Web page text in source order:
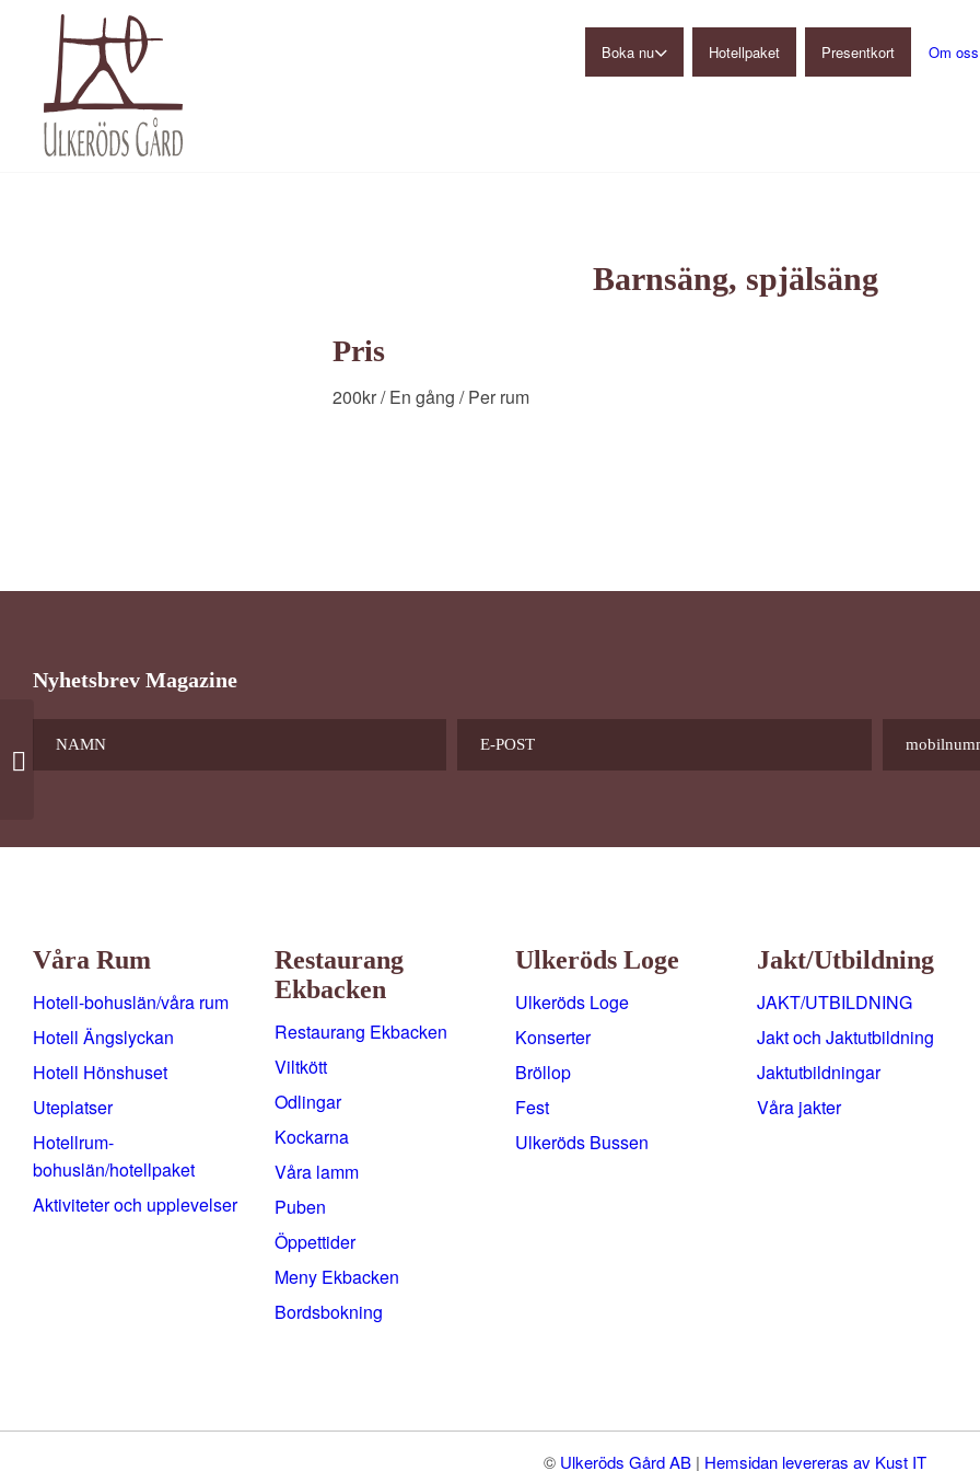
Boka nu Hotellpaket Presentkort Om oss
Barnsäng, spjälsäng
Pris
200kr/ En gång / Per rum
Våra Rum
Hotell-bohuslän/våra rum
Hotell Ängslyckan
Hotell Hönshuset
Uteplatser
Hotellrum-
bohuslän/hotellpaket
Aktiviteter och upplevelser
Restaurang
Ekbacken
Restaurang Ekbacken
Viltkött
Odlingar
Kockarna
Våra lamm
Puben
Öppettider
Meny Ekbacken
Bordsbokning
Ulkeröds Loge
Ulkeröds Loge
Konserter
Bröllop
Fest
Ulkeröds Bussen
Jakt/utbildning
JAKT/UTBILDNING
Jakt och Jaktutbildning
Jaktutbildningar
Våra jakter
Nyhetsbrev Magazine
© Ulkeröds Gård AB | Hemsidan levereras av Kust IT